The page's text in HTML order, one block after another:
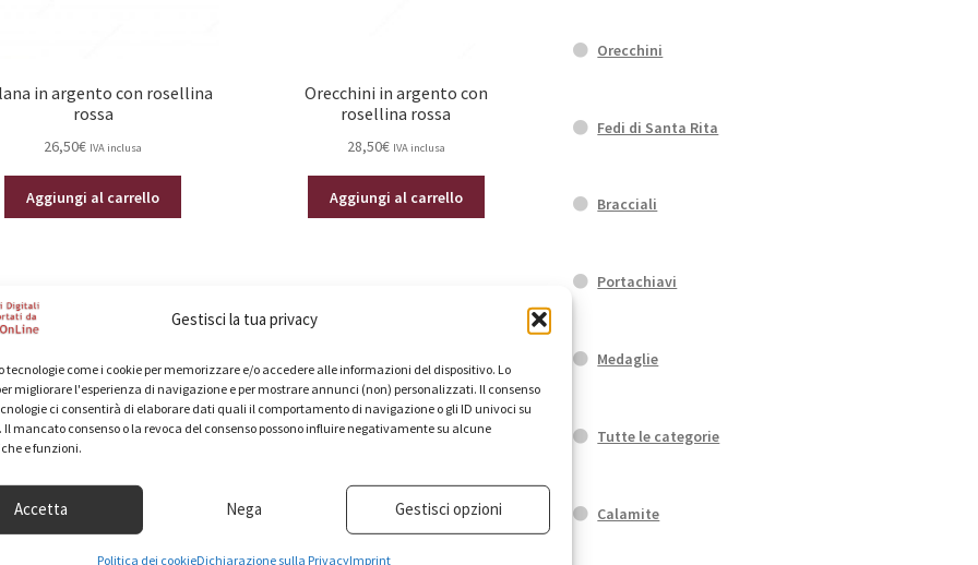
Gestisci la tua privacy
come i cookie per memorizzare e/o accedere alle informazioni del dispositivo. Lo
migliorare l'esperienza di navigazione e per mostrare annunci (non) personalizzati. Il consenso
ci consentirà di elaborare dati quali il comportamento di navigazione o gli ID univoci su
Il mancato consenso o la revoca del consenso possono influire negativamente su alcune
e funzioni.
Accetta Nega Gestisci opzioni
Politica dei cookieDichiarazione sulla PrivacyImprint
in argento con rosellina
rossa
26,50€ IVA inclusa
Aggiungi al carrello
Orecchini in argento con
rosellina rossa
28,50€ IVA inclusa
Aggiungi al carrello
Orecchini
Fedi di Santa Rita
Bracciali
Portachiavi
Medaglie
Tutte le categorie
Calamite